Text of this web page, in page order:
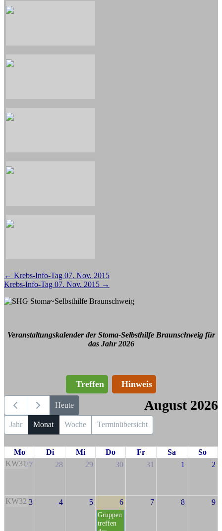
Beitragsnavigation
← Krebs-Info-Tag 07. Nov. 2015
Krebs-Info-Tag 07. Nov. 2015 →
Veranstaltungskalender der Stoma-Selbsthilfe Braunschweig für
das Jahr 2026
Treffen Hinweis
Heute August 2026
Jahr Monat Woche Terminübersicht
Mo Di Mi Do Fr Sa
So
KW3127 28 29 30 31 1 2
KW32 3 4 5 6
Gruppen
treffen
7 8 9